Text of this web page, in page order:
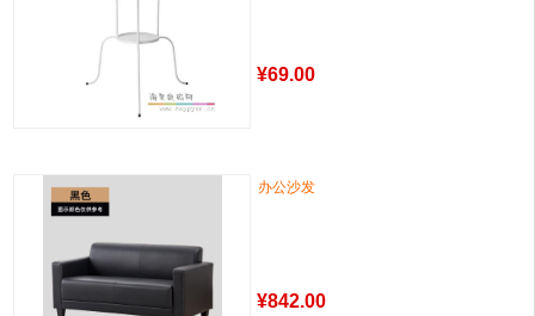
¥69.00
办公沙发
¥842.00